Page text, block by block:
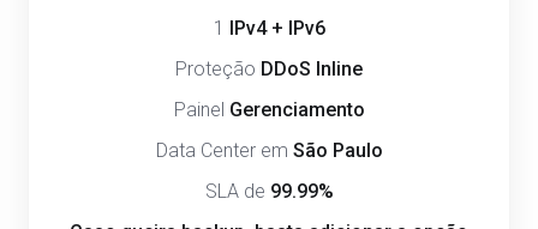
1 IPv4 + IPv6
Proteção DDoS Inline
Painel Gerenciamento
Data Center em São Paulo
SLA de 99.99%